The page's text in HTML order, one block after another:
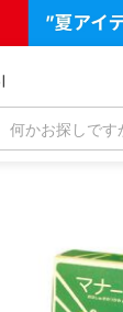
何かお探しです